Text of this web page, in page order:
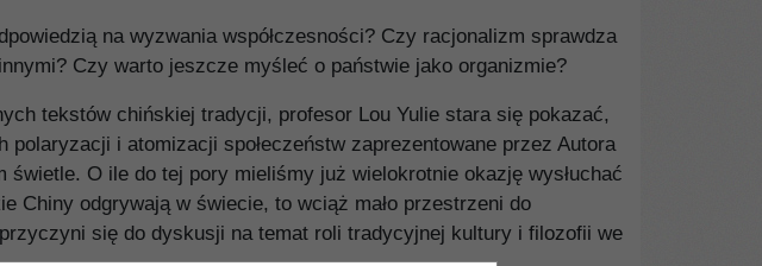
na wyzwania współczesności? Czy racjonalizm sprawdza
Czy warto jeszcze myśleć o państwie jako organizmie?
tekstów chińskiej tradycji, profesor Lou Yulie stara się pokazać,
i atomizacji społeczeństw zaprezentowane przez Autora
O ile do tej pory mieliśmy już wielokrotnie okazję wysłuchać
Chiny odgrywają w świecie, to wciąż mało przestrzeni do
się do dyskusji na temat roli tradycyjnej kultury i filozofii we